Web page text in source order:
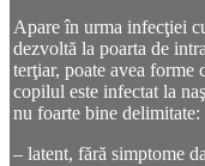
Apare în urma infecţiei
dezvoltă la poarta de
terţiar, poate avea
copilul este infectat la
nu foarte bine delimitate:
– latent, fără simptome